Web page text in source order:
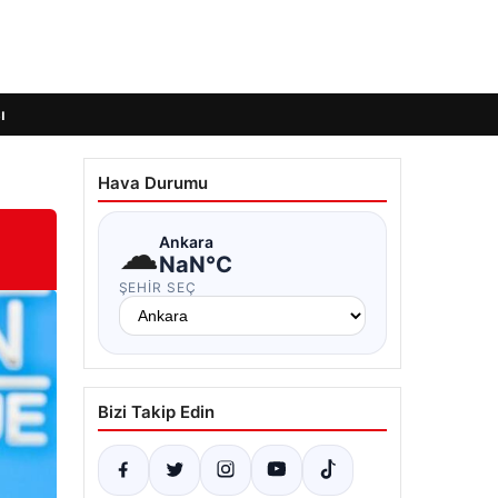
Hava Durumu
☁Ankara
NaN°C
ŞEHIR SEÇ
Bizi Takip Edin